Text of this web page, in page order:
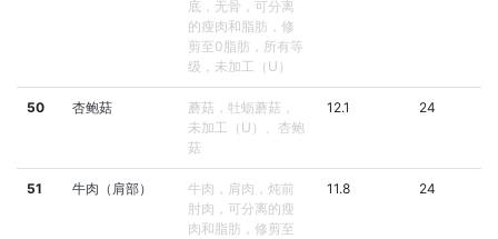
底，无骨，可分离
的瘦肉和脂肪，修
剪至0脂肪，所有等
级，未加工（U）
50 杏鲍菇
蘑菇，牡蛎蘑菇，
未加工（U）、杏鲍
菇
12.1 24
51 牛肉（肩部）
牛肉，肩肉，炖前
肘肉，可分离的瘦
肉和脂肪，修剪至
11.8 24